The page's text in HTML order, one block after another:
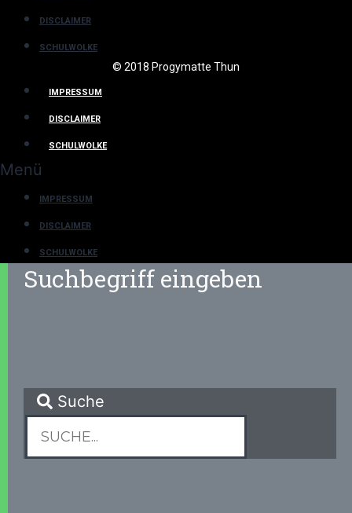
DISCLAIMER
SCHULWOLKE
© 2018 Progymatte Thun
IMPRESSUM
DISCLAIMER
SCHULWOLKE
Menü
IMPRESSUM
DISCLAIMER
SCHULWOLKE
Suchbegriff eingeben
Suche